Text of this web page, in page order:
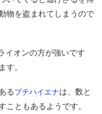
物を盗まれてしまうので
イオンの方が強いです
す。
るブチハイエナは、数と
こともあるようです。